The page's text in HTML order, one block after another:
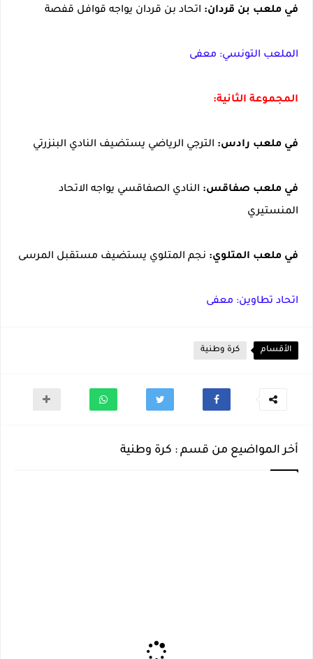
في ملعب بن قردان: اتحاد بن قردان يواجه قوافل قفصة
الملعب التونسي: معفى
المجموعة الثانية:
في ملعب رادس: الترجي الرياضي يستضيف النادي البنزرتي
في ملعب صفاقس: النادي الصفاقسي يواجه الاتحاد
المنستيري
في ملعب المتلوي: نجم المتلوي يستضيف مستقبل المرسى
اتحاد تطاوين: معفى
الأقسام كرة وطنية
أخر المواضيع من قسم : كرة وطنية